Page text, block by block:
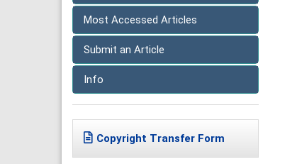
Most Accessed Articles
Submit an Article
Info
Copyright Transfer Form